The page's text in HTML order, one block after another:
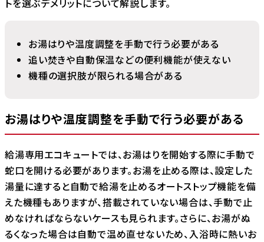
トを選ぶデメリットについて解説します。
お湯はりや温度調整を手動で行う必要がある
追い焚きや自動保温などの便利機能が使えない
機種の選択肢が限られる場合がある
お湯はりや温度調整を手動で行う必要がある
給湯専用エコキュートでは、お湯はりを開始する際に手動で
蛇口を開ける必要があります。お湯を止める際は、設定した
湯量に達すると自動で給湯を止めるオートストップ機能を備
えた機種もありますが、搭載されていない場合は、手動で止
めなければならないケースも見られます。さらに、お湯がぬ
るくなった場合は自動で温め直せないため、入浴時に熱いお